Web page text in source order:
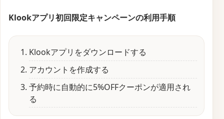
Klookアプリ初回限定キャンペーンの利用手順
Klookアプリをダウンロードする
アカウントを作成する
予約時に自動的に5%OFFクーポンが適用され
る